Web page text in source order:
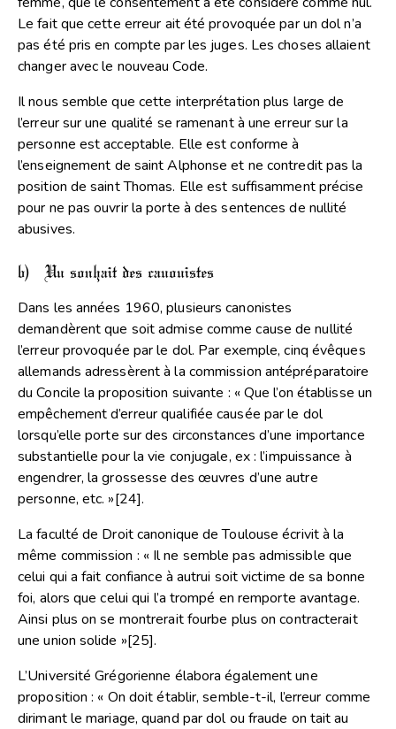
Le fait que cette erreur ait été provoquée par un dol n’a
pas été pris en compte par les juges. Les choses allaient
changer avec le nouveau Code.
Il nous semble que cette interprétation plus large de
l’erreur sur une qualité se ramenant à une erreur sur la
personne est acceptable. Elle est conforme à
l’enseignement de saint Alphonse et ne contredit pas la
position de saint Thomas. Elle est suffisamment précise
pour ne pas ouvrir la porte à des sentences de nullité
abusives.
b) Un souhait des canonistes
Dans les années 1960, plusieurs canonistes
demandèrent que soit admise comme cause de nullité
l’erreur provoquée par le dol. Par exemple, cinq évêques
allemands adressèrent à la commission antépréparatoire
du Concile la proposition suivante : « Que l’on établisse un
empêchement d’erreur qualifiée causée par le dol
lorsqu’elle porte sur des circonstances d’une importance
substantielle pour la vie conjugale, ex : l’impuissance à
engendrer, la grossesse des œuvres d’une autre
personne, etc. »[24].
La faculté de Droit canonique de Toulouse écrivit à la
même commission : « Il ne semble pas admissible que
celui qui a fait confiance à autrui soit victime de sa bonne
foi, alors que celui qui l’a trompé en remporte avantage.
Ainsi plus on se montrerait fourbe plus on contracterait
une union solide »[25].
L’Université Grégorienne élabora également une
proposition : « On doit établir, semble-t-il, l’erreur comme
dirimant le mariage, quand par dol ou fraude on tait au